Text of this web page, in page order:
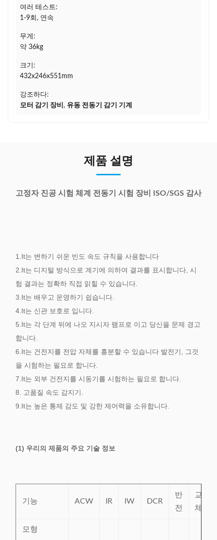
여러 테스트:
1-9회, 연속
무게:
약 36kg
크기:
432x246x551mm
강조하다:
모터 감기 장비 , 유동 전동기 감기 기계
제품 설명
고정자 진공 시험 체계 전동기 시험 장비 ISO/SGS 감사
1.It는 변하기 쉬운 빈도 속도 규칙을 사용합니다
2.It는 디지털 방식으로 계기에 의하여 결과를 표시합니다, 시
험 결과는 정확하 직접 읽힐 수 있습니다.
3.It는 배우고 운영하기 쉽습니다.
4.It는 신관 보호로 입니다.
5.It는 각 단계 뒤에 나오 지시자 램프로 이고 당신을 문제 경고
합니다.
6.It는 건전지를 전압 자체를 흥분할 수 있습니다 발전기, 그것
을 시험하는 필요로 합니다.
7.It는 외부 건전지를 시동기를 시험하는 필요로 합니다.
8. 고품질 속도 감지기.
9.It는 높은 통제 감도 및 강한 제어력을 소유합니다.
(1) 우리의 제품의 주요 기술 정보
기능 ACW IR IW DCR
반
전
교
체
모형